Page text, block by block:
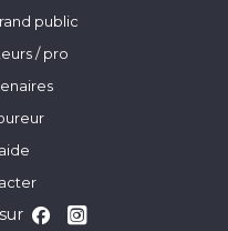
public
/ pro